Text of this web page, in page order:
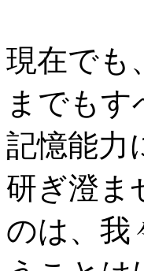
現在でも
までも
記憶能力
研ぎ澄ま
のは、我